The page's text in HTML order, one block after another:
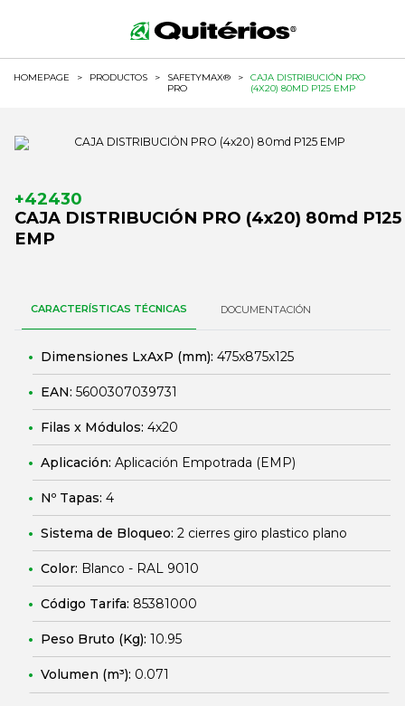
HOMEPAGE > PRODUCTOS >
SAFETYMAX®
PRO
>
CAJA DISTRIBUCIÓN PRO
(4X20) 80MD P125 EMP
+42430
CAJA DISTRIBUCIÓN PRO (4x20) 80md P125
EMP
CARACTERÍSTICAS TÉCNICAS DOCUMENTACIÓN
Dimensiones LxAxP (mm): 475x875x125
EAN: 5600307039731
Filas x Módulos: 4x20
Aplicación: Aplicación Empotrada (EMP)
Nº Tapas: 4
Sistema de Bloqueo: 2 cierres giro plastico plano
Color: Blanco - RAL 9010
Código Tarifa: 85381000
Peso Bruto (Kg): 10.95
Volumen (m³): 0.071